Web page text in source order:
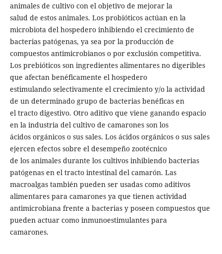
animales de cultivo con el objetivo de mejorar la
salud de estos animales. Los probióticos actúan en la
microbiota del hospedero inhibiendo el crecimiento de
bacterias patógenas, ya sea por la producción de
compuestos antimicrobianos o por exclusión competitiva.
Los prebióticos son ingredientes alimentares no digeribles
que afectan benéficamente el hospedero
estimulando selectivamente el crecimiento y/o la actividad
de un determinado grupo de bacterias benéficas en
el tracto digestivo. Otro aditivo que viene ganando espacio
en la industria del cultivo de camarones son los
ácidos orgánicos o sus sales. Los ácidos orgánicos o sus sales
ejercen efectos sobre el desempeño zootécnico
de los animales durante los cultivos inhibiendo bacterias
patógenas en el tracto intestinal del camarón. Las
macroalgas también pueden ser usadas como aditivos
alimentares para camarones ya que tienen actividad
antimicrobiana frente a bacterias y poseen compuestos que
pueden actuar como inmunoestimulantes para
camarones.